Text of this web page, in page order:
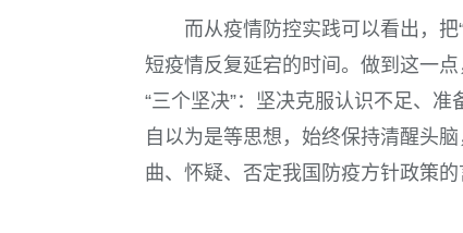
而从疫情防控实践可以看出，
短疫情反复延宕的时间。做到这一
“三个坚决”：坚决克服认识不足、
自以为是等思想，始终保持清醒头
曲、怀疑、否定我国防疫方针政策的